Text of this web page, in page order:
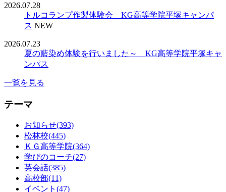
2026.07.28
トルコランプ作製体験会 KG高等学院平塚キャンパ
ス NEW
2026.07.23
夏の藍染め体験を行いました～ KG高等学院平塚キャ
ンパス
一覧を見る
テーマ
お知らせ(393)
松林校(445)
ＫＧ高等学院(364)
学びのコーチ(27)
英会話(385)
高校部(11)
イベント(47)